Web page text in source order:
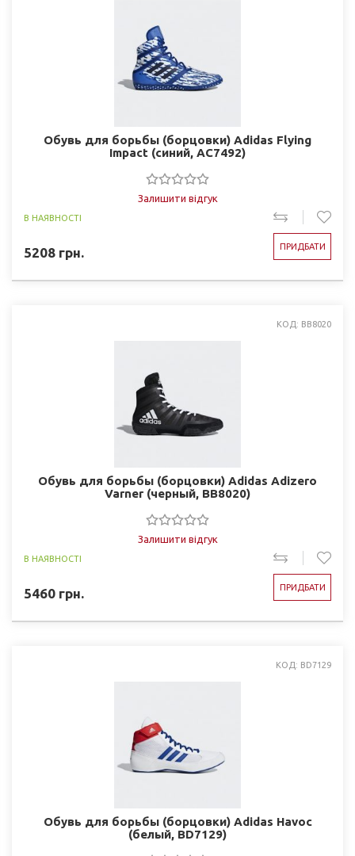
Обувь для борьбы (борцовки) Adidas Flying
Impact (синий, AC7492)
Залишити відгук
В НАЯВНОСТІ
5208 грн. ПРИДБАТИ
КОД: BB8020
Обувь для борьбы (борцовки) Adidas Adizero
Varner (черный, BB8020)
Залишити відгук
В НАЯВНОСТІ
5460 грн. ПРИДБАТИ
КОД: BD7129
Обувь для борьбы (борцовки) Adidas Havoc
(белый, BD7129)